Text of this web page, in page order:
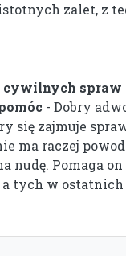
zalet, z
cywilnych spraw
- Dobry
się zajmuje
ma raczej
nudę. Pomaga on
tych w ostatnich